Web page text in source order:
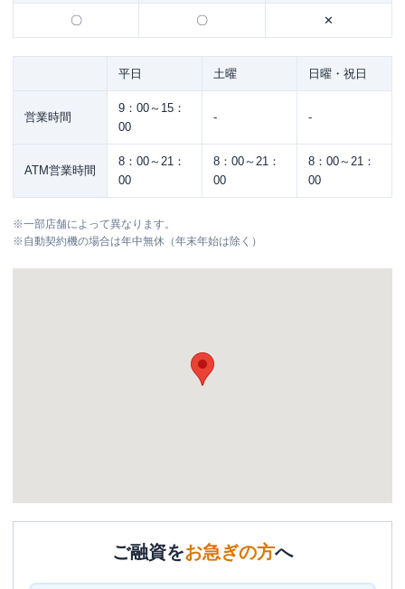
〇 〇 ✕
平日 土曜 日曜・祝日
営業時間
9：00～15：
00
- -
ATM営業時間
8：00～21：
00
8：00～21：
00
8：00～21：
00
※一部店舗によって異なります。
※自動契約機の場合は年中無休（年末年始は除く）
ご融資をお急ぎの方へ